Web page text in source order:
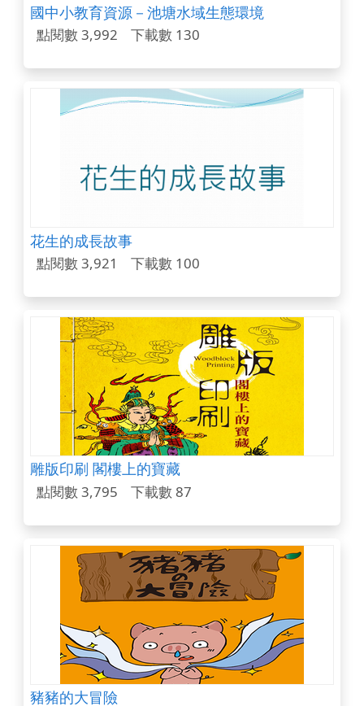
國中小教育資源－池塘水域生態環境
點閱數 3,992 下載數 130
花生的成長故事
點閱數 3,921 下載數 100
雕版印刷 閣樓上的寶藏
點閱數 3,795 下載數 87
豬豬的大冒險